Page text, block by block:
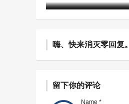
嗨、快来消灭零回复。
留下你的评论
Name *